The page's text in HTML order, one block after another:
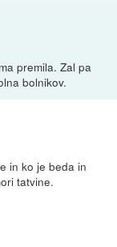
premila. Zal pa
bolnikov.
in ko je beda in
tatvine.